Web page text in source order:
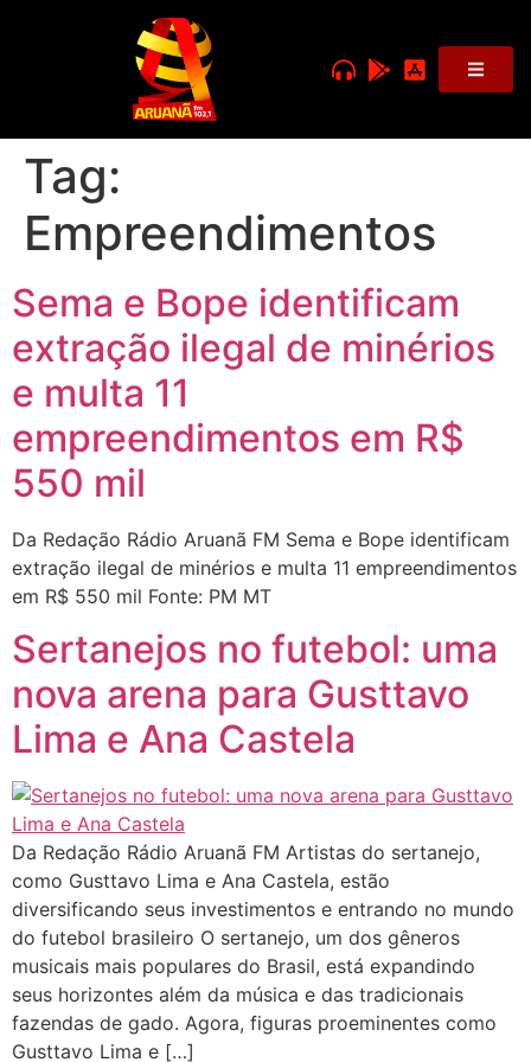
Tag:
Empreendimentos
Sema e Bope identificam
extração ilegal de minérios
e multa 11
empreendimentos em R$
550 mil
Da Redação Rádio Aruanã FM Sema e Bope identificam
extração ilegal de minérios e multa 11 empreendimentos
em R$ 550 mil Fonte: PM MT
Sertanejos no futebol: uma
nova arena para Gusttavo
Lima e Ana Castela
Da Redação Rádio Aruanã FM Artistas do sertanejo,
como Gusttavo Lima e Ana Castela, estão
diversificando seus investimentos e entrando no mundo
do futebol brasileiro O sertanejo, um dos gêneros
musicais mais populares do Brasil, está expandindo
seus horizontes além da música e das tradicionais
fazendas de gado. Agora, figuras proeminentes como
Gusttavo Lima e […]